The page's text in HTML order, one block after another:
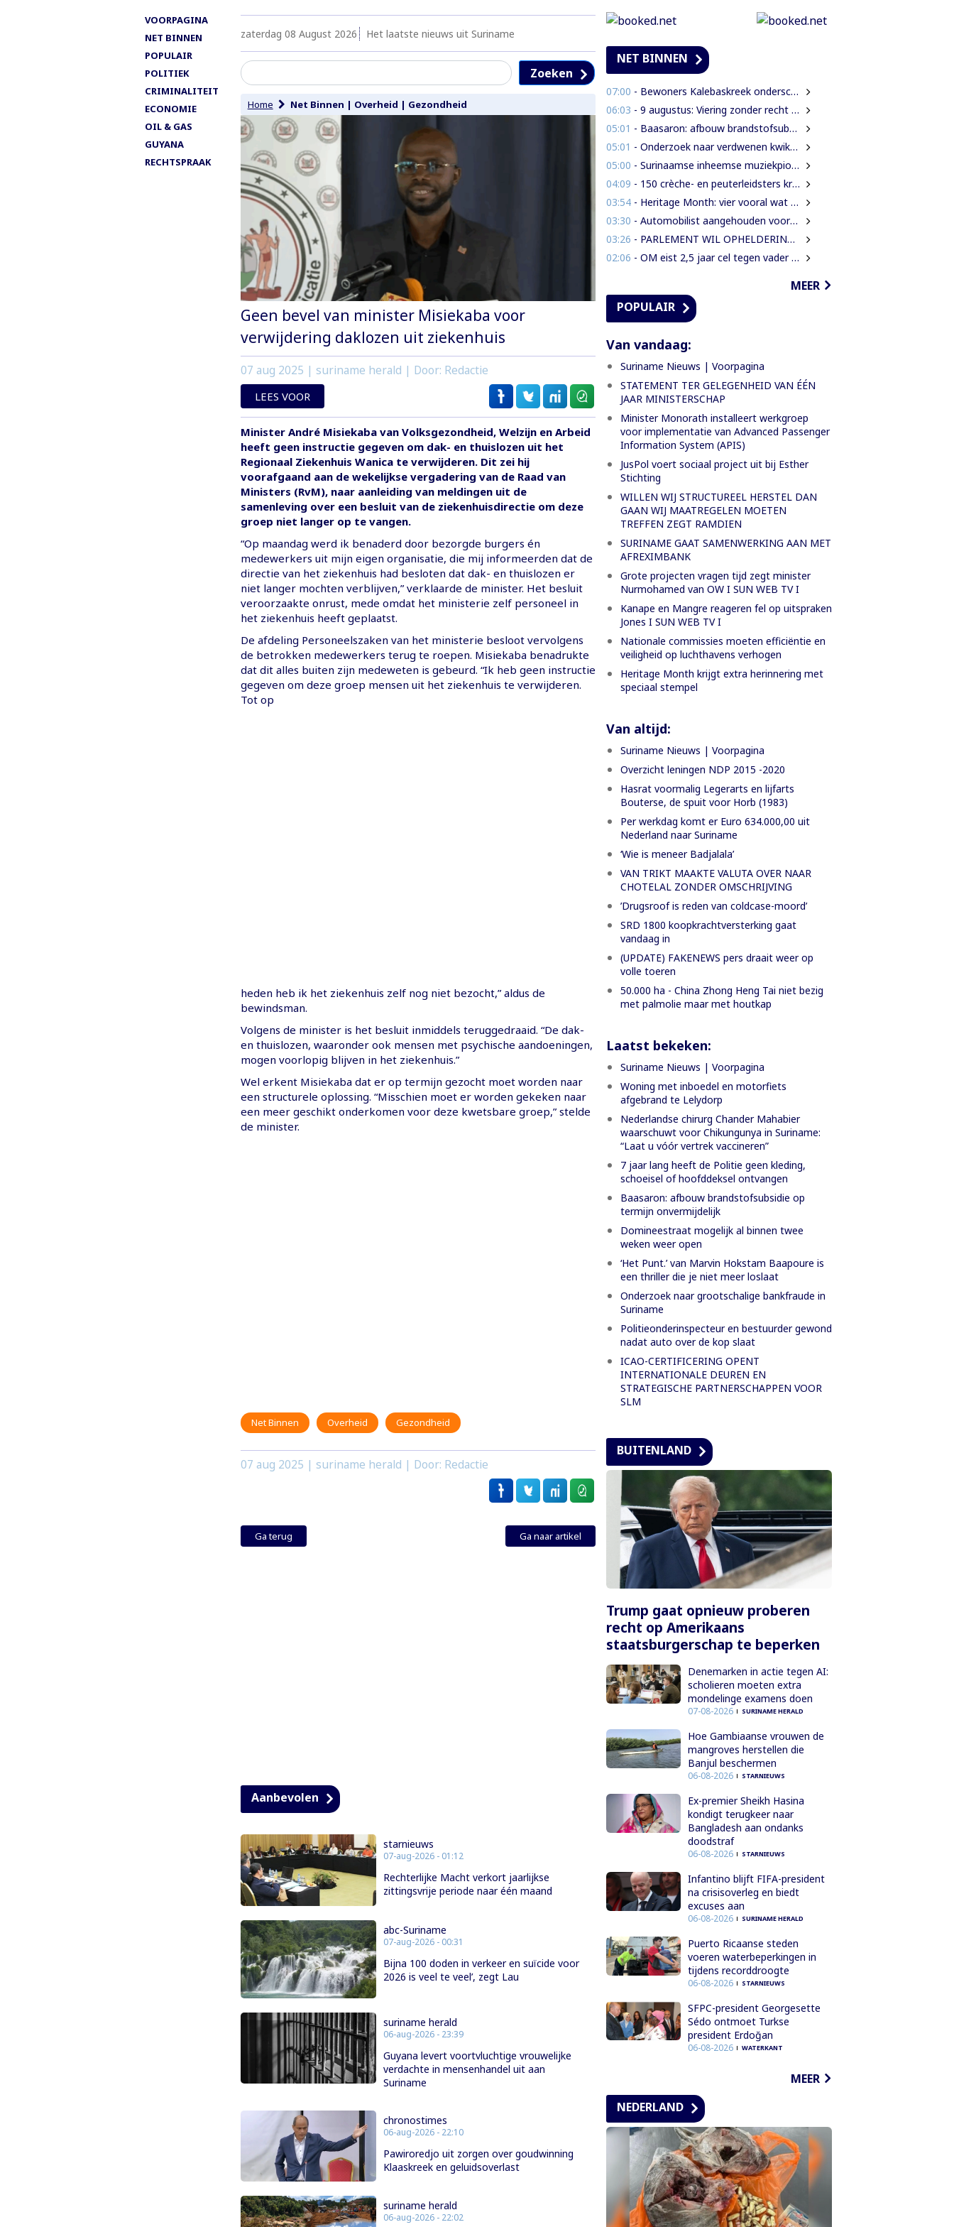
VOORPAGINA
NET BINNEN
POPULAIR
POLITIEK
CRIMINALITEIT
ECONOMIE
OIL & GAS
GUYANA
RECHTSPRAAK
zaterdag 08 August 2026 Het laatste nieuws uit Suriname
Zoeken
Home Net Binnen | Overheid | Gezondheid
Geen bevel van minister Misiekaba voor
verwijdering daklozen uit ziekenhuis
07 aug 2025 | suriname herald | Door: Redactie
LEES VOOR
Minister André Misiekaba van Volksgezondheid, Welzijn en Arbeid
heeft geen instructie gegeven om dak- en thuislozen uit het
Regionaal Ziekenhuis Wanica te verwijderen. Dit zei hij
voorafgaand aan de wekelijkse vergadering van de Raad van
Ministers (RvM), naar aanleiding van meldingen uit de
samenleving over een besluit van de ziekenhuisdirectie om deze
groep niet langer op te vangen.
“Op maandag werd ik benaderd door bezorgde burgers én
medewerkers uit mijn eigen organisatie, die mij informeerden dat de
directie van het ziekenhuis had besloten dat dak- en thuislozen er
niet langer mochten verblijven,” verklaarde de minister. Het besluit
veroorzaakte onrust, mede omdat het ministerie zelf personeel in
het ziekenhuis heeft geplaatst.
De afdeling Personeelszaken van het ministerie besloot vervolgens
de betrokken medewerkers terug te roepen. Misiekaba benadrukte
dat dit alles buiten zijn medeweten is gebeurd. “Ik heb geen instructie
gegeven om deze groep mensen uit het ziekenhuis te verwijderen.
Tot op
heden heb ik het ziekenhuis zelf nog niet bezocht,” aldus de
bewindsman.
Volgens de minister is het besluit inmiddels teruggedraaid. “De dak-
en thuislozen, waaronder ook mensen met psychische aandoeningen,
mogen voorlopig blijven in het ziekenhuis.”
Wel erkent Misiekaba dat er op termijn gezocht moet worden naar
een structurele oplossing. “Misschien moet er worden gekeken naar
een meer geschikt onderkomen voor deze kwetsbare groep,” stelde
de minister.
Net Binnen Overheid Gezondheid
07 aug 2025 | suriname herald | Door: Redactie
Ga terug Ga naar artikel
Aanbevolen
starnieuws
07-aug-2026 - 01:12
Rechterlijke Macht verkort jaarlijkse
zittingsvrije periode naar één maand
abc-Suriname
07-aug-2026 - 00:31
Bijna 100 doden in verkeer en suïcide voor
2026 is veel te veel’, zegt Lau
suriname herald
06-aug-2026 - 23:39
Guyana levert voortvluchtige vrouwelijke
verdachte in mensenhandel uit aan
Suriname
chronostimes
06-aug-2026 - 22:10
Pawiroredjo uit zorgen over goudwinning
Klaaskreek en geluidsoverlast
suriname herald
06-aug-2026 - 22:02
NET BINNEN
07:00 - Bewoners Kalebaskreek onderscheppen buitenlanders met illegaal geweer en communicatieapparatuur
06:03 - 9 augustus: Viering zonder recht is een lege ceremonie
05:01 - Baasaron: afbouw brandstofsubsidie op termijn onvermijdelijk
05:01 - Onderzoek naar verdwenen kwik nog altijd zonder resultaat
05:00 - Surinaamse inheemse muziekpionier Kariñha Basi krijgt oeuvreprijs in Rotterdam
04:09 - 150 crèche- en peuterleidsters krijgen training in verkeerseducatie
03:54- Heritage Month: vier vooral wat jij bent?
03:30 - Automobilist aangehouden voor dodelijke aanrijding met voetganger en doorrijden na ongeval
03:26 - PARLEMENT WIL OPHELDERING OVER VERDWENEN INBESLAGGENOMEN LEVENSMIDDELEN
02:06 - OM eist 2,5 jaar cel tegen vader in zaak rond mishandeling en verwaarlozing
MEER
POPULAIR
Van vandaag:
Suriname Nieuws | Voorpagina
STATEMENT TER GELEGENHEID VAN ÉÉN
JAAR MINISTERSCHAP
Minister Monorath installeert werkgroep
voor implementatie van Advanced Passenger
Information System (APIS)
JusPol voert sociaal project uit bij Esther
Stichting
WILLEN WIJ STRUCTUREEL HERSTEL DAN
GAAN WIJ MAATREGELEN MOETEN
TREFFEN ZEGT RAMDIEN
SURINAME GAAT SAMENWERKING AAN MET
AFREXIMBANK
Grote projecten vragen tijd zegt minister
Nurmohamed van OW I SUN WEB TV I
Kanape en Mangre reageren fel op uitspraken
Jones I SUN WEB TV I
Nationale commissies moeten efficiëntie en
veiligheid op luchthavens verhogen
Heritage Month krijgt extra herinnering met
speciaal stempel
Van altijd:
Suriname Nieuws | Voorpagina
Overzicht leningen NDP 2015 -2020
Hasrat voormalig Legerarts en lijfarts
Bouterse, de spuit voor Horb (1983)
Per werkdag komt er Euro 634.000,00 uit
Nederland naar Suriname
‘Wie is meneer Badjalala’
VAN TRIKT MAAKTE VALUTA OVER NAAR
CHOTELAL ZONDER OMSCHRIJVING
’Drugsroof is reden van coldcase-moord’
SRD 1800 koopkrachtversterking gaat
vandaag in
(UPDATE) FAKENEWS pers draait weer op
volle toeren
50.000 ha - China Zhong Heng Tai niet bezig
met palmolie maar met houtkap
Laatst bekeken:
Suriname Nieuws | Voorpagina
Woning met inboedel en motorfiets
afgebrand te Lelydorp
Nederlandse chirurg Chander Mahabier
waarschuwt voor Chikungunya in Suriname:
“Laat u vóór vertrek vaccineren”
7 jaar lang heeft de Politie geen kleding,
schoeisel of hoofddeksel ontvangen
Baasaron: afbouw brandstofsubsidie op
termijn onvermijdelijk
Domineestraat mogelijk al binnen twee
weken weer open
‘Het Punt.’ van Marvin Hokstam Baapoure is
een thriller die je niet meer loslaat
Onderzoek naar grootschalige bankfraude in
Suriname
Politieonderinspecteur en bestuurder gewond
nadat auto over de kop slaat
ICAO-CERTIFICERING OPENT
INTERNATIONALE DEUREN EN
STRATEGISCHE PARTNERSCHAPPEN VOOR
SLM
BUITENLAND
Trump gaat opnieuw proberen
recht op Amerikaans
staatsburgerschap te beperken
Denemarken in actie tegen AI:
scholieren moeten extra
mondelinge examens doen
07-08-2026 SURINAME HERALD
Hoe Gambiaanse vrouwen de
mangroves herstellen die
Banjul beschermen
06-08-2026 STARNIEUWS
Ex-premier Sheikh Hasina
kondigt terugkeer naar
Bangladesh aan ondanks
doodstraf
06-08-2026 STARNIEUWS
Infantino blijft FIFA-president
na crisisoverleg en biedt
excuses aan
06-08-2026 SURINAME HERALD
Puerto Ricaanse steden
voeren waterbeperkingen in
tijdens recorddroogte
06-08-2026 STARNIEUWS
SFPC-president Georgesette
Sédo ontmoet Turkse
president Erdoğan
06-08-2026 WATERKANT
MEER
NEDERLAND